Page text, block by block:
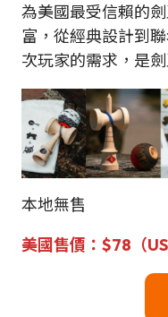
為美國最受信賴的
富，從經典設計到
次玩家的需求，是
本地無售
美國售價：$78（